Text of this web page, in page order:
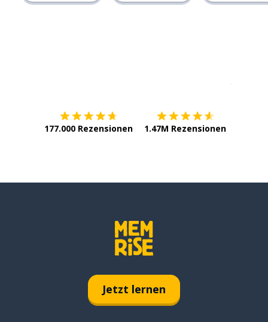
177.000 Rezensionen 1.47M Rezensionen
Jetzt lernen